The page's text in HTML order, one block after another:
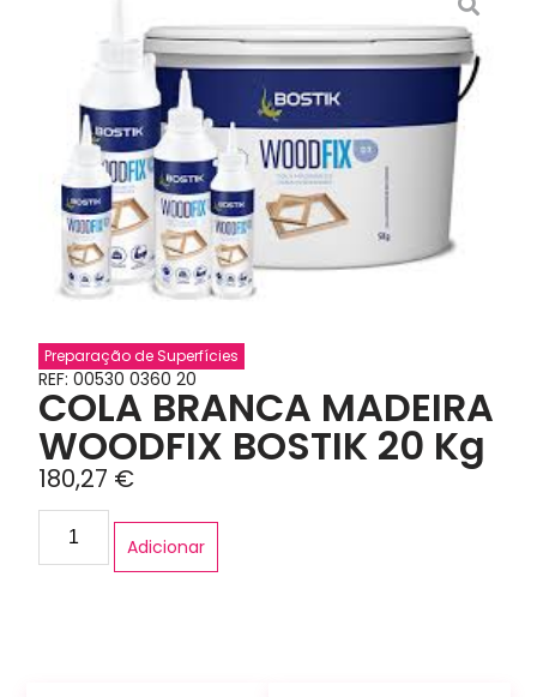
Preparação de Superfícies
REF: 00530 0360 20
COLA BRANCA MADEIRA
WOODFIX BOSTIK 20 Kg
180,27 €
Adicionar